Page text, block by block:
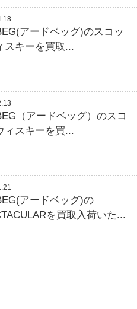
アードベッグ)のスコッ
スキーを買取...
（アードベッグ）のスコ
ィスキーを買...
アードベッグ)の
を買取入荷いた...